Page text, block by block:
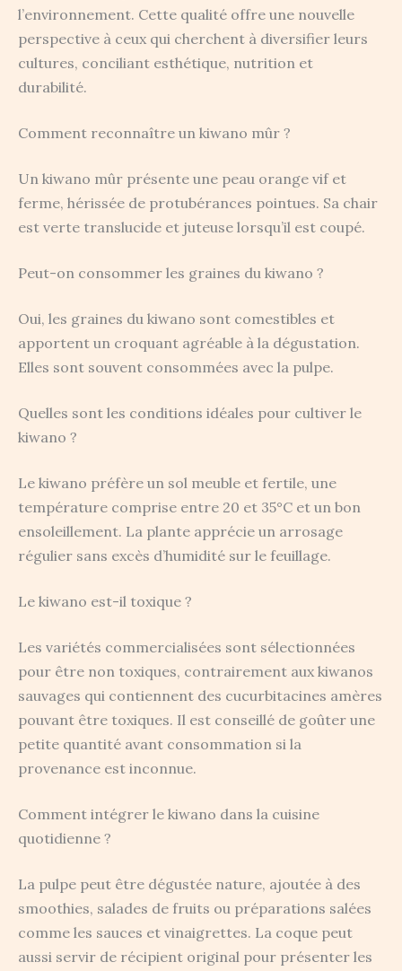
l’environnement. Cette qualité offre une nouvelle
perspective à ceux qui cherchent à diversifier leurs
cultures, conciliant esthétique, nutrition et
durabilité.
Comment reconnaître un kiwano mûr ?
Un kiwano mûr présente une peau orange vif et
ferme, hérissée de protubérances pointues. Sa chair
est verte translucide et juteuse lorsqu’il est coupé.
Peut-on consommer les graines du kiwano ?
Oui, les graines du kiwano sont comestibles et
apportent un croquant agréable à la dégustation.
Elles sont souvent consommées avec la pulpe.
Quelles sont les conditions idéales pour cultiver le
kiwano ?
Le kiwano préfère un sol meuble et fertile, une
température comprise entre 20 et 35°C et un bon
ensoleillement. La plante apprécie un arrosage
régulier sans excès d’humidité sur le feuillage.
Le kiwano est-il toxique ?
Les variétés commercialisées sont sélectionnées
pour être non toxiques, contrairement aux kiwanos
sauvages qui contiennent des cucurbitacines amères
pouvant être toxiques. Il est conseillé de goûter une
petite quantité avant consommation si la
provenance est inconnue.
Comment intégrer le kiwano dans la cuisine
quotidienne ?
La pulpe peut être dégustée nature, ajoutée à des
smoothies, salades de fruits ou préparations salées
comme les sauces et vinaigrettes. La coque peut
aussi servir de récipient original pour présenter les